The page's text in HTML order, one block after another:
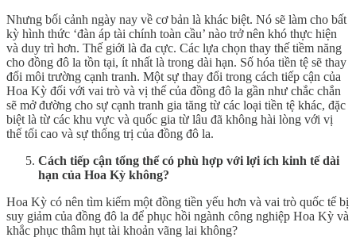
Nhưng bối cảnh ngày nay về cơ bản là khác biệt. Nó sẽ làm cho bất
kỳ hình thức ‘đàn áp tài chính toàn cầu’ nào trở nên khó thực hiện
và duy trì hơn. Thế giới là đa cực. Các lựa chọn thay thế tiềm năng
cho đồng đô la tồn tại, ít nhất là trong dài hạn. Số hóa tiền tệ sẽ thay
đổi môi trường cạnh tranh. Một sự thay đổi trong cách tiếp cận của
Hoa Kỳ đối với vai trò và vị thế của đồng đô la gần như chắc chắn
sẽ mở đường cho sự cạnh tranh gia tăng từ các loại tiền tệ khác, đặc
biệt là từ các khu vực và quốc gia từ lâu đã không hài lòng với vị
thế tối cao và sự thống trị của đồng đô la.
Cách tiếp cận tổng thể có phù hợp với lợi ích kinh tế dài
hạn của Hoa Kỳ không?
Hoa Kỳ có nên tìm kiếm một đồng tiền yếu hơn và vai trò quốc tế bị
suy giảm của đồng đô la để phục hồi ngành công nghiệp Hoa Kỳ và
khắc phục thâm hụt tài khoản vãng lai không?